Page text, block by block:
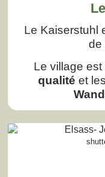
Le Kaiserstuhl
de
Le village
qualité et les